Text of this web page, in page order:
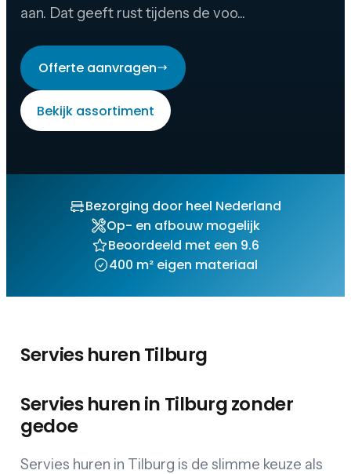
aan. Dat geeft rust tijdens de voo...
Offerte aanvragen
Bekijk assortiment
Bezorging door heel Nederland
Op- en afbouw mogelijk
Beoordeeld met een 9.6
400 m² eigen materiaal
Servies huren Tilburg
Servies huren in Tilburg zonder
gedoe
Servies huren in Tilburg is de slimme keuze als